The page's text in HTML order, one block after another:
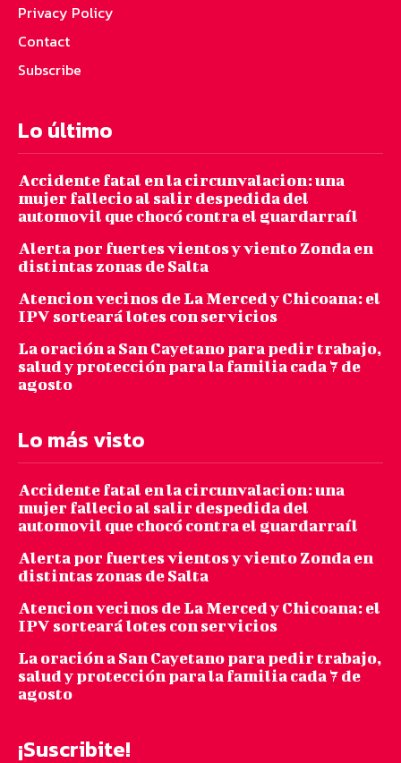
Privacy Policy
Contact
Subscribe
Lo último
Accidente fatal en la circunvalacion: una
mujer fallecio al salir despedida del
automovil que chocó contra el guardarraíl
Alerta por fuertes vientos y viento Zonda en
distintas zonas de Salta
Atencion vecinos de La Merced y Chicoana: el
IPV sorteará lotes con servicios
La oración a San Cayetano para pedir trabajo,
salud y protección para la familia cada 7 de
agosto
Lo más visto
Accidente fatal en la circunvalacion: una
mujer fallecio al salir despedida del
automovil que chocó contra el guardarraíl
Alerta por fuertes vientos y viento Zonda en
distintas zonas de Salta
Atencion vecinos de La Merced y Chicoana: el
IPV sorteará lotes con servicios
La oración a San Cayetano para pedir trabajo,
salud y protección para la familia cada 7 de
agosto
¡Suscribite!